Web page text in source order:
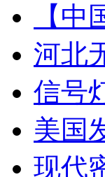
【
河北
信号
美国
现代